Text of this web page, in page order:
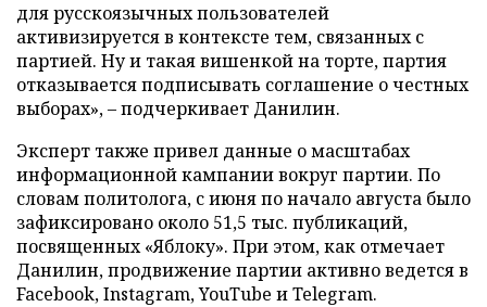
для русскоязычных пользователей
активизируется в контексте тем, связанных с
партией. Ну и такая вишенкой на торте, партия
отказывается подписывать соглашение о честных
выборах», – подчеркивает Данилин.
Эксперт также привел данные о масштабах
информационной кампании вокруг партии. По
словам политолога, с июня по начало августа было
зафиксировано около 51,5 тыс. публикаций,
посвященных «Яблоку». При этом, как отмечает
Данилин, продвижение партии активно ведется в
Facebook, Instagram, YouTube и Telegram.